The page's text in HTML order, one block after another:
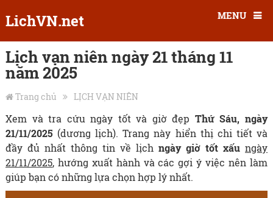
LichVN.net MENU
Lịch vạn niên ngày 21 tháng 11
năm 2025
Trang chủ LỊCH VẠN NIÊN
Xem và tra cứu ngày tốt và giờ đẹp Thứ Sáu, ngày
21/11/2025 (dương lịch). Trang này hiển thị chi tiết và
đầy đủ nhất thông tin về lịchngày giờ tốt xấu ngày
21/11/2025, hướng xuất hành và các gợi ý việc nên làm
giúp bạn có những lựa chọn hợp lý nhất.